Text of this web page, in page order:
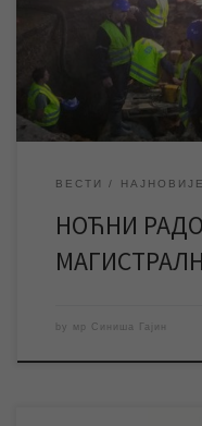
водоснабдевања на
среде и четвртка ЈКП
изводиће неопходне
ВЕСТИ
НОЋНИ
by мр Синиша Гајин